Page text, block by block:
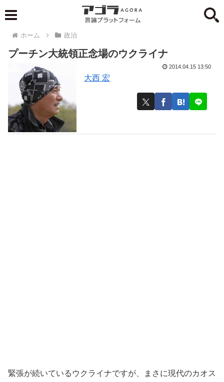
ホーム 政治
プーチン大統領正念場のウクライナ
大西 宏
2014.04.15 13:50
緊張が続いているウクライナですが、まさに現代のカオス